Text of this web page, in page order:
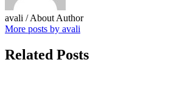
avali / About Author
More posts by avali
Related Posts